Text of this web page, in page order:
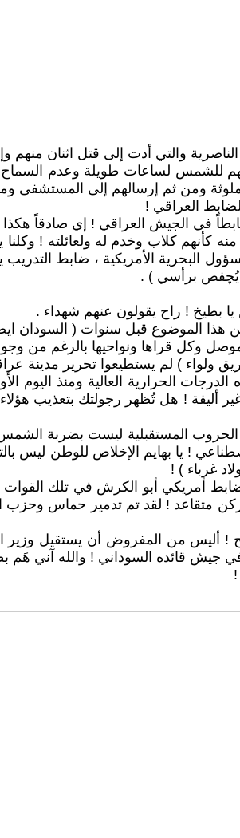
والتي أدت إلى قتل اثنان منهم
للشمس لساعات طويلة وعدم
ومن ثم إرسالهم إلى المستشفى
العراقي !
في الجيش العراقي ! إي صادقاً
كلاب وخدم له ولعائلته ! وكلنا
البحرية الأمريكية ، ضابط
يُچفص برأسي ) .
بطيخ ! راح يقولون عنهم شهداء .
هذا الموضوع قبل سنوات ( السودان
وكل قراها ونواحيها بالرغم
ولواء ) لم يستطيعوا تحرير مدينة
الحرارية العالية ومنذ
أليفة ! هل تُظهر رجولتك بتعذيب
المستقبلية ليست بضربة
! يا بهايم الإخلاص للوطن ليس
غرباء ) !
ضابط أمريكي أبو الكرش في تلك
متقاعد ! لقد تم تدمير حماس وحزب
! أليس من المفروض أن يستقيل وزير
جيش قائده السوداني ! والله آني هَم